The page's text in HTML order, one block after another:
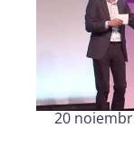
20